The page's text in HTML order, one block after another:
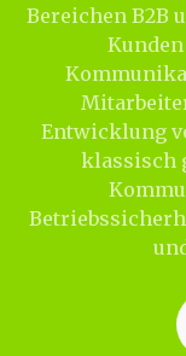
Bereichen B2B
Entwicklung
klassisch